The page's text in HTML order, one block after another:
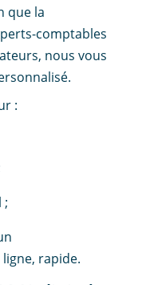
que la
comptables
nous vous
:
;
rapide.